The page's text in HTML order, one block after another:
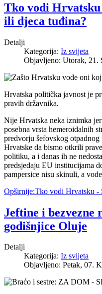
Tko vodi
ili djeca tuđina?
Detalji
Kategorija: Iz svijeta
Objavljeno: Utorak, 21.
Hrvatska politička javnost je
pravih državnika.
Nije Hrvatska neka iznimka
posebna vrsta hemeroidalnih
predvorju šefovskog
Hrvatske da bismo otkrili
politiku, a i danas ih ne
predsjedaju EU institucijama
pampersice nisu skinuli, a
Opširnije:Tko vodi Hrvatsku -
Jeftine i bezvezne
godišnjice Oluje
Detalji
Kategorija: Iz svijeta
Objavljeno: Petak, 07.